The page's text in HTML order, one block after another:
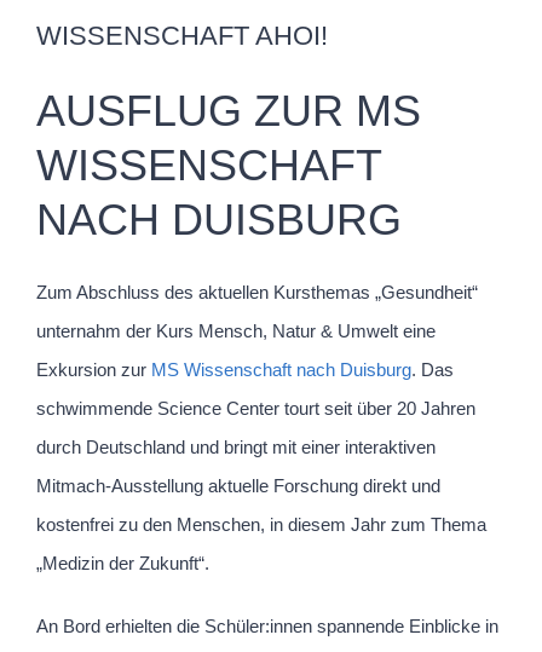
WISSENSCHAFT AHOI!
AUSFLUG ZUR MS
WISSENSCHAFT
NACH DUISBURG
Zum Abschluss des aktuellen Kursthemas „Gesundheit“
unternahm der Kurs Mensch, Natur & Umwelt eine
Exkursion zur MS Wissenschaft nach Duisburg. Das
schwimmende Science Center tourt seit über 20 Jahren
durch Deutschland und bringt mit einer interaktiven
Mitmach-Ausstellung aktuelle Forschung direkt und
kostenfrei zu den Menschen, in diesem Jahr zum Thema
„Medizin der Zukunft“.
An Bord erhielten die Schüler:innen spannende Einblicke in